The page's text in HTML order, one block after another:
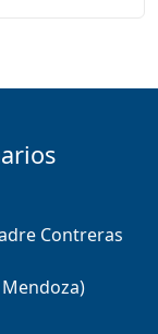
Contreras
Mendoza)